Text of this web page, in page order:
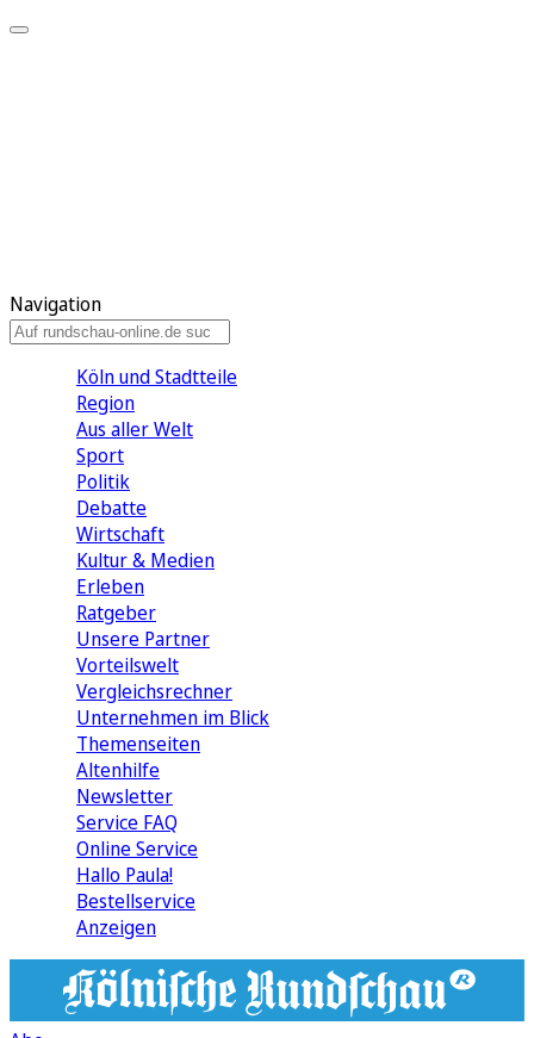
Navigation
Köln und Stadtteile
Region
Aus aller Welt
Sport
Politik
Debatte
Wirtschaft
Kultur & Medien
Erleben
Ratgeber
Unsere Partner
Vorteilswelt
Vergleichsrechner
Unternehmen im Blick
Themenseiten
Altenhilfe
Newsletter
Service FAQ
Online Service
Hallo Paula!
Bestellservice
Anzeigen